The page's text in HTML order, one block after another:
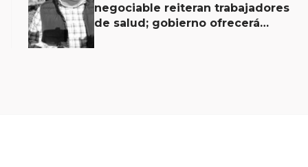
negociable reiteran trabajadores
de salud; gobierno ofrecerá